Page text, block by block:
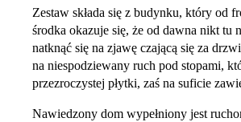
Zestaw składa się z budynku, który od
środka okazuje się, że od dawna nikt tu
natknąć się na zjawę czającą się za
na niespodziewany ruch pod stopami,
przezroczystej płytki, zaś na suficie
Nawiedzony dom wypełniony jest